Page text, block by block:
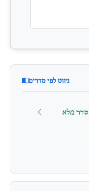
ניווט לפי סדרים
סדר מלא